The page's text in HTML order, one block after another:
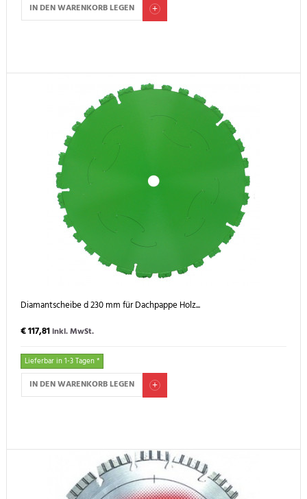
IN DEN WARENKORB LEGEN
Diamantscheibe d 230 mm für Dachpappe Holz...
€ 117,81inkl. MwSt.
Lieferbar in 1-3 Tagen *
IN DEN WARENKORB LEGEN